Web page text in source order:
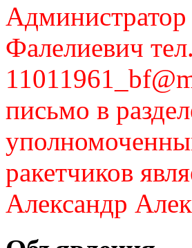
Фалелиевич
письмо в
ракетчиков
Александр